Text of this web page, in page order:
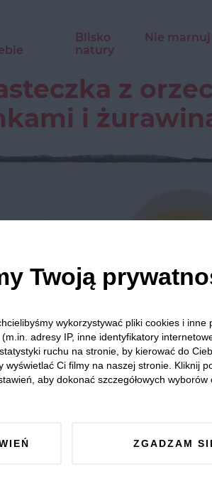
Blisko
natury
Nie marnuj
z
i
Twoją
wykorzystywać pliki cookies i inne
adresy IP, inne identyfikatory
ruchu na stronie, by kierować do
wyświetlać Ci filmy na naszej stronie. Kliknij
aby dokonać szczegółowych wyborów
ZGADZAM